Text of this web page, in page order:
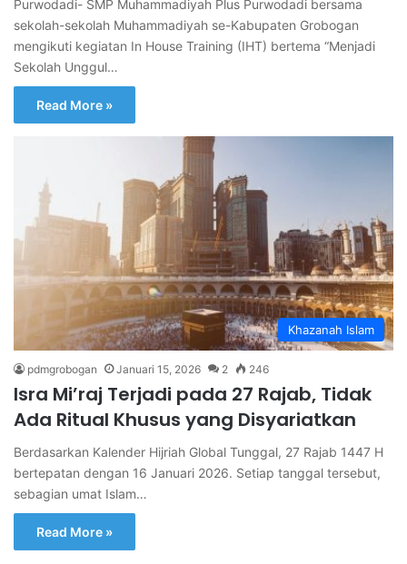
Purwodadi- SMP Muhammadiyah Plus Purwodadi bersama
sekolah-sekolah Muhammadiyah se-Kabupaten Grobogan
mengikuti kegiatan In House Training (IHT) bertema “Menjadi
Sekolah Unggul…
Read More »
Khazanah Islam
pdmgrobogan Januari 15, 2026 2 246
Isra Mi’raj Terjadi pada 27 Rajab, Tidak
Ada Ritual Khusus yang Disyariatkan
Berdasarkan Kalender Hijriah Global Tunggal, 27 Rajab 1447 H
bertepatan dengan 16 Januari 2026. Setiap tanggal tersebut,
sebagian umat Islam…
Read More »